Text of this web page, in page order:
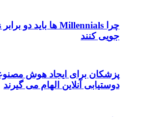
جویی کنند
پزشکان برای ایجاد هوش
دوستیابی آنلاین الهام می گیرند